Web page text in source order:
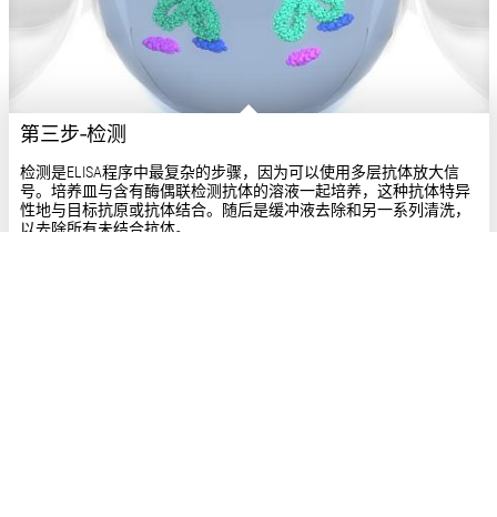
第三步-检测
检测是ELISA程序中最复杂的步骤，因为可以使用多层抗体放大信
号。培养皿与含有酶偶联检测抗体的溶液一起培养，这种抗体特异
性地与目标抗原或抗体结合。随后是缓冲液去除和另一系列清洗，
以去除所有未结合抗体。